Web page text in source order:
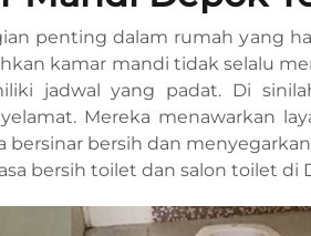
penting dalam rumah yang
kamar mandi tidak selalu
jadwal yang padat. Di
Mereka menawarkan
bersih dan
bersih toilet dan salon toilet di